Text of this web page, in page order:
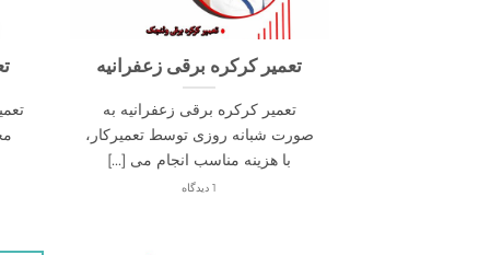
تعمیر کرکره برقی زعفرانیه
تعمیر کرکره برقی زعفرانیه به
صورت شبانه روزی توسط تعمیرکار،
با هزینه مناسب انجام می [...]
1 دیدگاه